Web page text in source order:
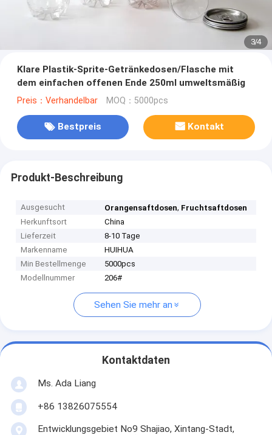
3/4
Klare Plastik-Sprite-Getränkedosen/Flasche mit
dem einfachen offenen Ende 250ml umweltsmäßig
Preis：Verhandelbar MOQ：5000pcs
Bestpreis Kontakt
Produkt-Beschreibung
Ausgesucht Orangensaftdosen, Fruchtsaftdosen
Herkunftsort
China
Lieferzeit
8-10 Tage
Markenname
HUIHUA
Min Bestellmenge
5000pcs
Modellnummer
206#
Sehen Sie mehr an
Kontaktdaten
Ms. Ada Liang
+86 13826075554
Entwicklungsgebiet No9 Shajiao, Xintang-Stadt,